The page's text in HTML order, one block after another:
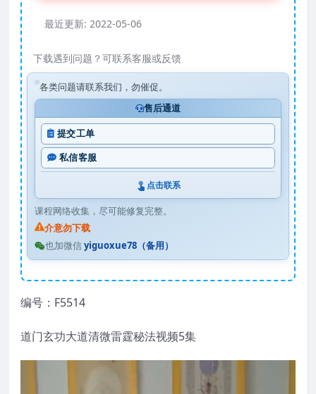
最近更新: 2022-05-06
下载遇到问题？可联系客服或反馈
各类问题请联系我们，勿催促。
售后通道
提交工单
私信客服
点击联系
课程网络收集，尽可能修复完整。
介意勿下载
也加微信yiguoxue78（备用）
编号：F5514
道门玄功大道清微雷霆秘法视频5集